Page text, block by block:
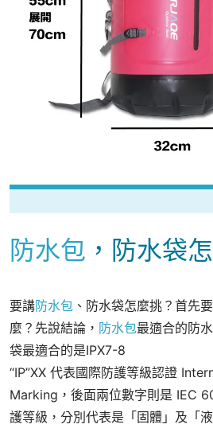
防水包 ，防水袋
要講防水包 、防水袋怎麼挑？首先
麼？ 先說結論， 防水包最適合的防
袋最適合的是IPX7-8
“IP”XX 代表國際防護等級認證
Marking，後面兩位數字則是 IEC
護等級，分別代表是「固體」及「